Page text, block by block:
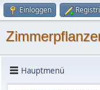
Einloggen
Hauptmenü